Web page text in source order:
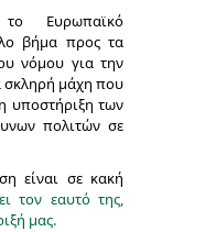
Ευρωπαϊκό
βήμα προς τα
νόμου για την
σκληρή μάχη που
υποστήριξη των
πολιτών σε
είναι σε κακή
τον εαυτό της,
μας.